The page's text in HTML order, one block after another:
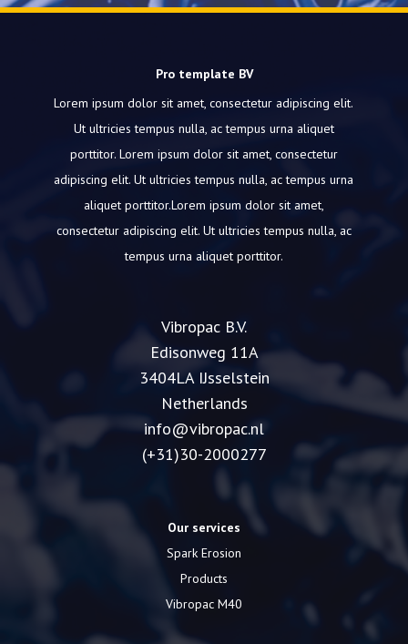
Pro template BV
Lorem ipsum dolor sit amet, consectetur adipiscing elit.
Ut ultricies tempus nulla, ac tempus urna aliquet
porttitor. Lorem ipsum dolor sit amet, consectetur
adipiscing elit.Ut ultricies tempus nulla, ac tempus urna
aliquet porttitor.Lorem ipsum dolor sit amet,
consectetur adipiscing elit. Ut ultricies tempus nulla, ac
tempus urna aliquet porttitor.
Vibropac B.V.
Edisonweg 11A
3404LA IJsselstein
Netherlands
info@vibropac.nl
(+31)30-2000277
Our services
Spark Erosion
Products
Vibropac M40